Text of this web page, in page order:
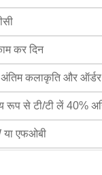
कर दिन
कलाकृति और ऑर्डर
रूप से टी/टी लें 40%
या एफओबी